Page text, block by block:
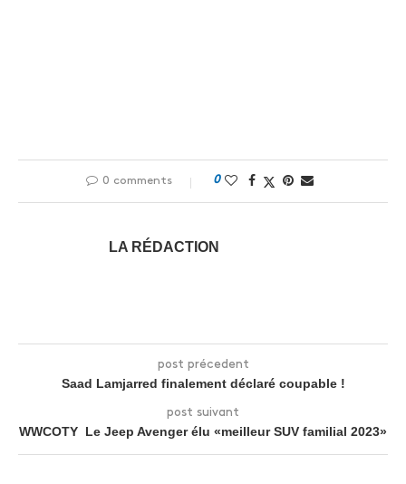
0 comments 0
LA RÉDACTION
post précedent
Saad Lamjarred finalement déclaré coupable !
post suivant
WWCOTY Le Jeep Avenger élu «meilleur SUV familial 2023»